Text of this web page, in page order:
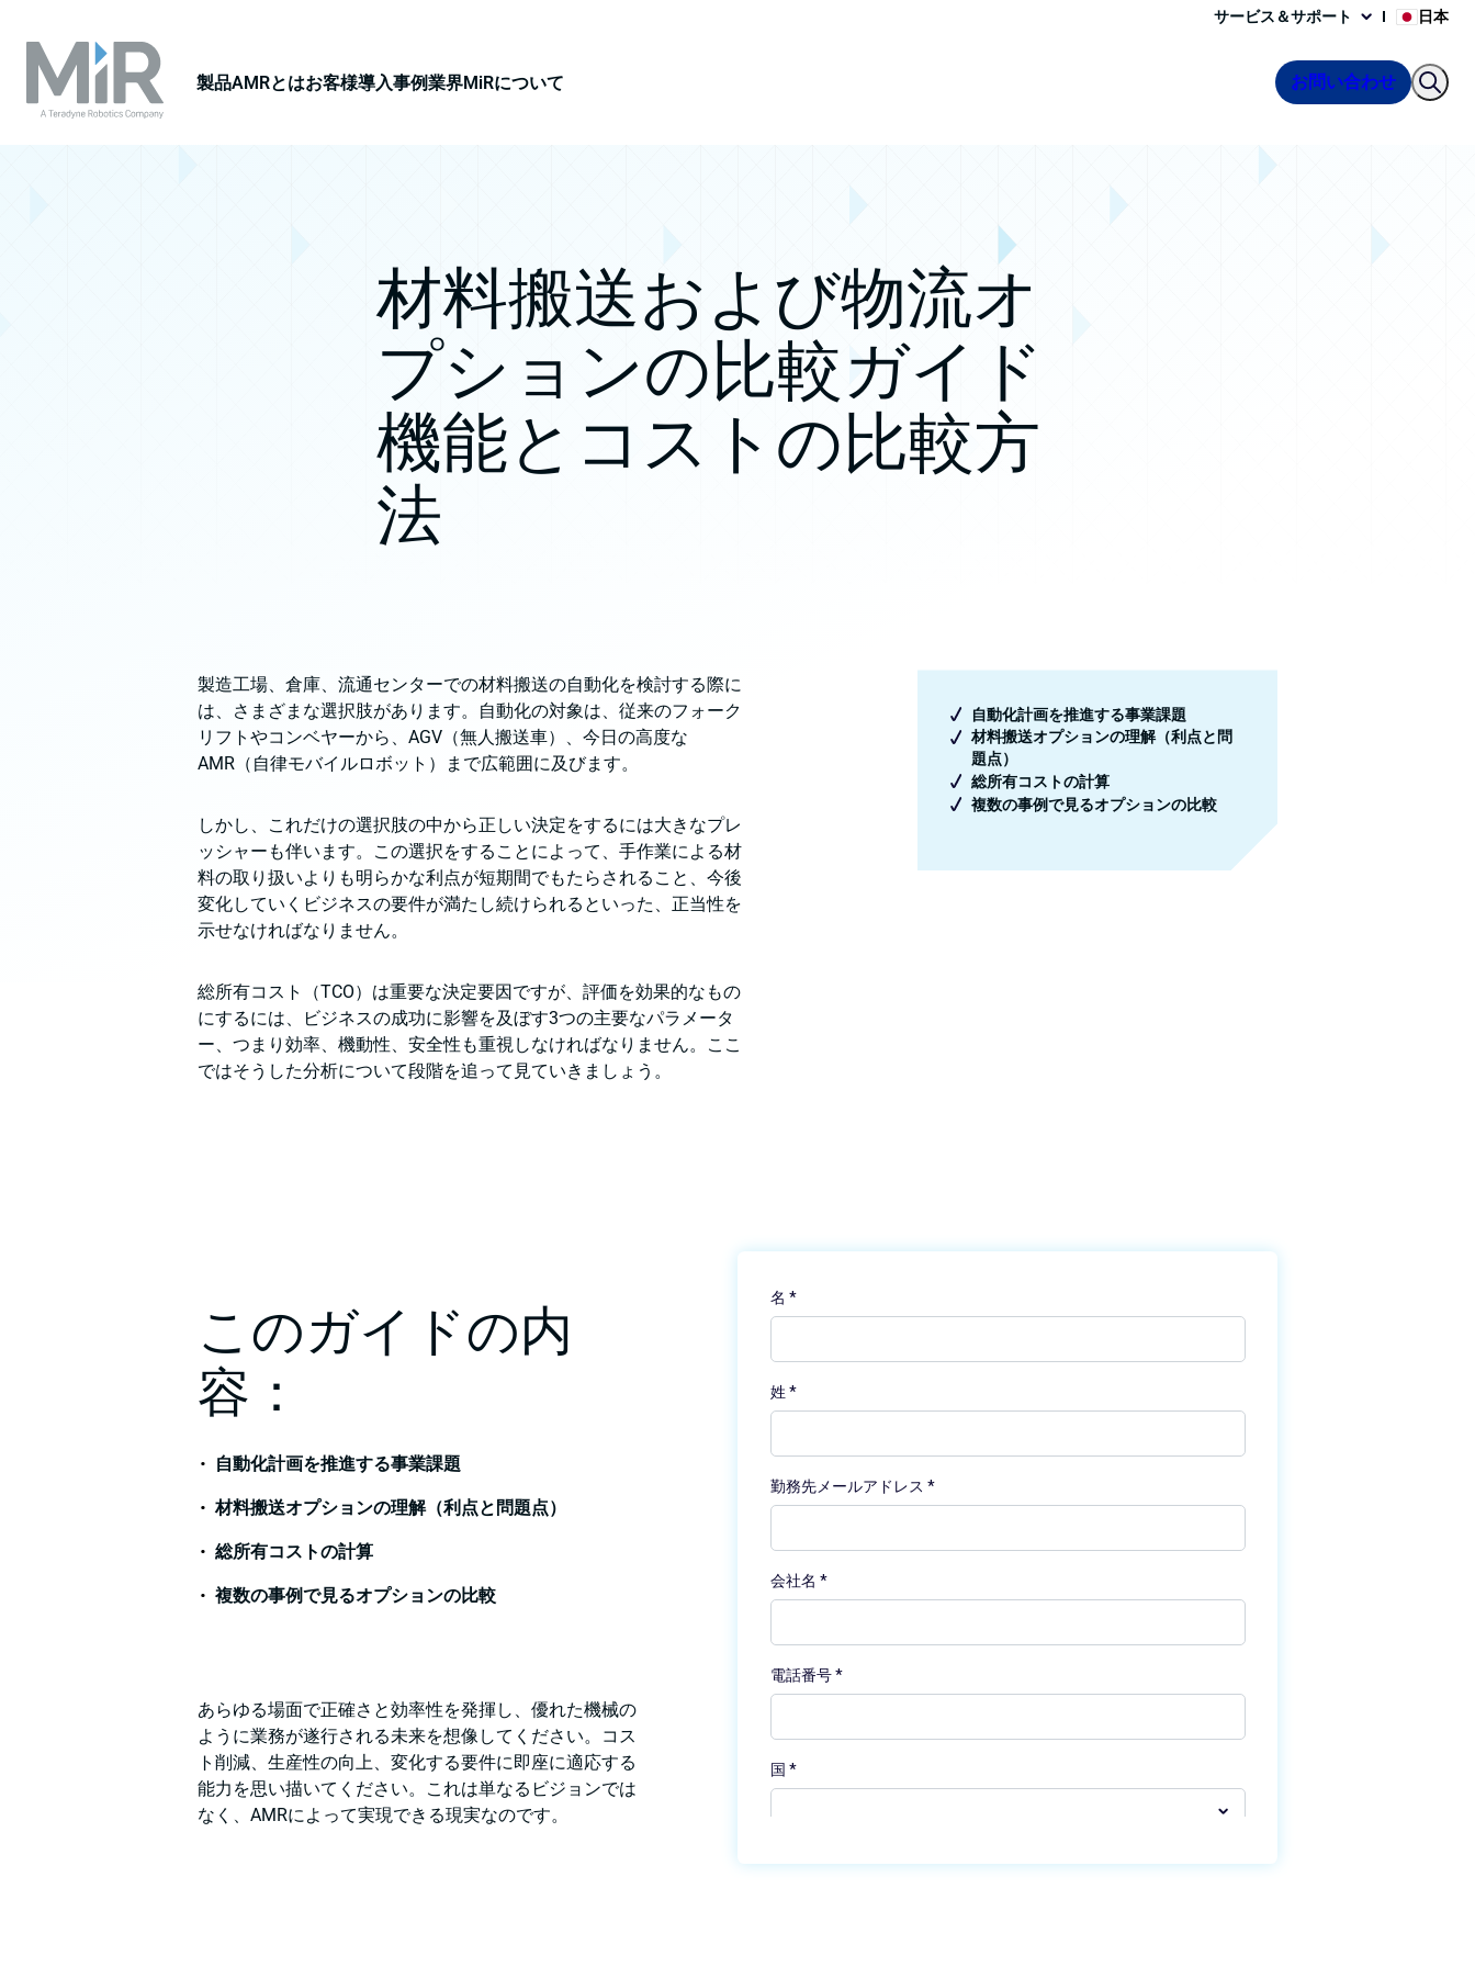
サービス＆サポート 日本
製品AMRとはお客様導入事例業界MiRについて お問い合わせ
材料搬送および物流オ
プションの比較ガイド
機能とコストの比較方
法
製造工場、倉庫、流通センターでの材料搬送の自動化を検討する際に
は、さまざまな選択肢があります。自動化の対象は、従来のフォーク
リフトやコンベヤーから、AGV（無人搬送車）、今日の高度な
AMR（自律モバイルロボット）まで広範囲に及びます。
しかし、これだけの選択肢の中から正しい決定をするには大きなプレ
ッシャーも伴います。この選択をすることによって、手作業による材
料の取り扱いよりも明らかな利点が短期間でもたらされること、今後
変化していくビジネスの要件が満たし続けられるといった、正当性を
示せなければなりません。
総所有コスト（TCO）は重要な決定要因ですが、評価を効果的なもの
にするには、ビジネスの成功に影響を及ぼす3つの主要なパラメータ
ー、つまり効率、機動性、安全性も重視しなければなりません。ここ
ではそうした分析について段階を追って見ていきましょう。
自動化計画を推進する事業課題
材料搬送オプションの理解（利点と問
題点）
総所有コストの計算
複数の事例で見るオプションの比較
このガイドの内
容：
自動化計画を推進する事業課題
材料搬送オプションの理解（利点と問題点）
総所有コストの計算
複数の事例で見るオプションの比較
あらゆる場面で正確さと効率性を発揮し、優れた機械の
ように業務が遂行される未来を想像してください。コス
ト削減、生産性の向上、変化する要件に即座に適応する
能力を思い描いてください。これは単なるビジョンでは
なく、AMRによって実現できる現実なのです。